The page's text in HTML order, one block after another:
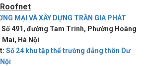
MẠI VÀ XÂY DỰNG TRẦN GIA PHÁT
491, đường Tam Trinh, Phường Hoàng
Mai, Hà Nội
Số 24 khu tập thể trường đảng thôn Dư